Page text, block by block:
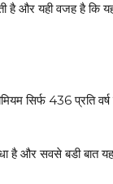
है और यही वजह है कि
सिर्फ ₹436 प्रति वर्ष
और सवसे बडी बात यह